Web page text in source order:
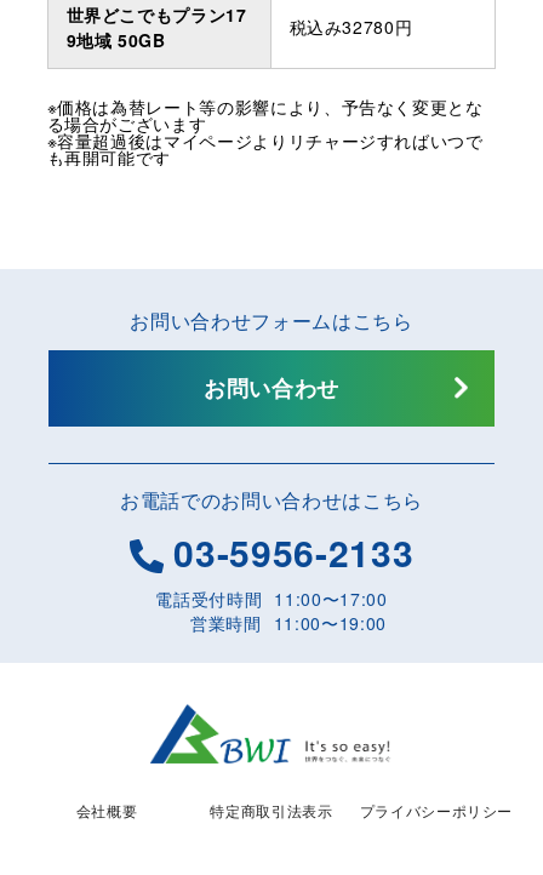
世界どこでもプラン17
9地域 50GB
税込み32780円
※価格は為替レート等の影響により、予告なく変更とな
る場合がございます
※容量超過後はマイページよりリチャージすればいつで
も再開可能です
お電話でのお問い合わせはこちら
03-5956-2133
電話受付時間 11:00〜17:00
営業時間
11:00〜19:00
お問い合わせフォームはこちら
お問い合わせ
会社概要 特定商取引法表示 プライバシーポリシー